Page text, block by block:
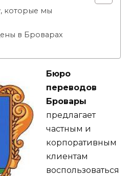
которые мы
в Броварах
Бюро
переводов
Бровары
предлагает
частным и
корпоративным
клиентам
воспользоваться